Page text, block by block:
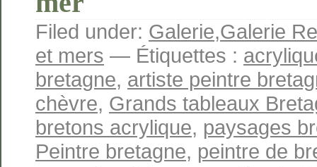
Filed under: Galerie,Galerie
et mers — Étiquettes :
bretagne, artiste peintre
chèvre, Grands tableaux
bretons acrylique, paysages
Peintre bretagne, peintre de